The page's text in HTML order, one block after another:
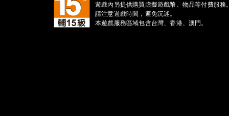
遊戲內另提供購買虛擬遊戲幣、物品等付費服務
請注意遊戲時間，避免沉迷。
本遊戲服務區域包含台灣、香港、澳門。